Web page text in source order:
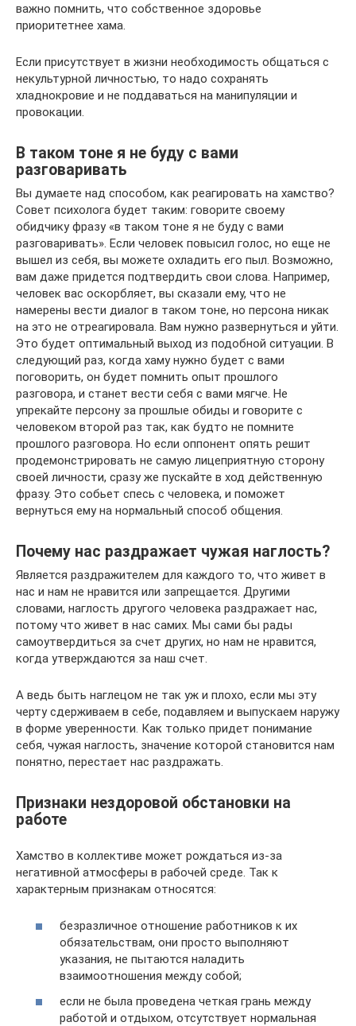
важно помнить, что собственное здоровье
приоритетнее хама.
Если присутствует в жизни необходимость общаться с
некультурной личностью, то надо сохранять
хладнокровие и не поддаваться на манипуляции и
провокации.
В таком тоне я не буду с вами
разговаривать
Вы думаете над способом, как реагировать на хамство?
Совет психолога будет таким: говорите своему
обидчику фразу «в таком тоне я не буду с вами
разговаривать». Если человек повысил голос, но еще не
вышел из себя, вы можете охладить его пыл. Возможно,
вам даже придется подтвердить свои слова. Например,
человек вас оскорбляет, вы сказали ему, что не
намерены вести диалог в таком тоне, но персона никак
на это не отреагировала. Вам нужно развернуться и уйти.
Это будет оптимальный выход из подобной ситуации. В
следующий раз, когда хаму нужно будет с вами
поговорить, он будет помнить опыт прошлого
разговора, и станет вести себя с вами мягче. Не
упрекайте персону за прошлые обиды и говорите с
человеком второй раз так, как будто не помните
прошлого разговора. Но если оппонент опять решит
продемонстрировать не самую лицеприятную сторону
своей личности, сразу же пускайте в ход действенную
фразу. Это собьет спесь с человека, и поможет
вернуться ему на нормальный способ общения.
Почему нас раздражает чужая наглость?
Является раздражителем для каждого то, что живет в
нас и нам не нравится или запрещается. Другими
словами, наглость другого человека раздражает нас,
потому что живет в нас самих. Мы сами бы рады
самоутвердиться за счет других, но нам не нравится,
когда утверждаются за наш счет.
А ведь быть наглецом не так уж и плохо, если мы эту
черту сдерживаем в себе, подавляем и выпускаем наружу
в форме уверенности. Как только придет понимание
себя, чужая наглость, значение которой становится нам
понятно, перестает нас раздражать.
Признаки нездоровой обстановки на
работе
Хамство в коллективе может рождаться из-за
негативной атмосферы в рабочей среде. Так к
характерным признакам относятся:
безразличное отношение работников к их
обязательствам, они просто выполняют
указания, не пытаются наладить
взаимоотношения между собой;
если не была проведена четкая грань между
работой и отдыхом, отсутствует нормальная